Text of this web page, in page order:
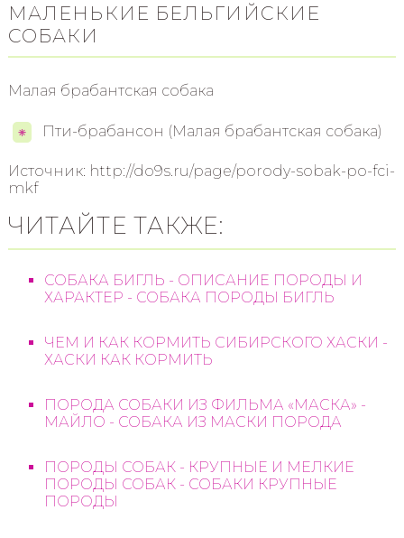
МАЛЕНЬКИЕ БЕЛЬГИЙСКИЕ
СОБАКИ
Малая брабантская собака
Пти-брабансон (Малая брабантская собака)
Источник: http://do9s.ru/page/porody-sobak-po-fci-
mkf
ЧИТАЙТЕ ТАКЖЕ:
СОБАКА БИГЛЬ - ОПИСАНИЕ ПОРОДЫ И
ХАРАКТЕР - СОБАКА ПОРОДЫ БИГЛЬ
ЧЕМ И КАК КОРМИТЬ СИБИРСКОГО ХАСКИ -
ХАСКИ КАК КОРМИТЬ
ПОРОДА СОБАКИ ИЗ ФИЛЬМА «МАСКА» -
МАЙЛО - СОБАКА ИЗ МАСКИ ПОРОДА
ПОРОДЫ СОБАК - КРУПНЫЕ И МЕЛКИЕ
ПОРОДЫ СОБАК - СОБАКИ КРУПНЫЕ
ПОРОДЫ